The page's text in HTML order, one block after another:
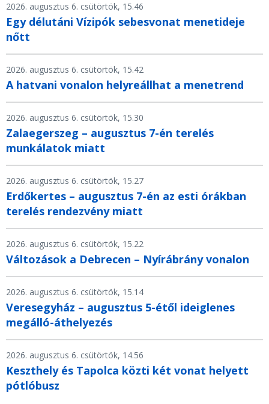
2026. augusztus 6. csütörtök, 15.46
Egy délutáni Vízipók sebesvonat menetideje
nőtt
2026. augusztus 6. csütörtök, 15.42
A hatvani vonalon helyreállhat a menetrend
2026. augusztus 6. csütörtök, 15.30
Zalaegerszeg – augusztus 7-én terelés
munkálatok miatt
2026. augusztus 6. csütörtök, 15.27
Erdőkertes – augusztus 7-én az esti órákban
terelés rendezvény miatt
2026. augusztus 6. csütörtök, 15.22
Változások a Debrecen – Nyírábrány vonalon
2026. augusztus 6. csütörtök, 15.14
Veresegyház – augusztus 5-étől ideiglenes
megálló-áthelyezés
2026. augusztus 6. csütörtök, 14.56
Keszthely és Tapolca közti két vonat helyett
pótlóbusz